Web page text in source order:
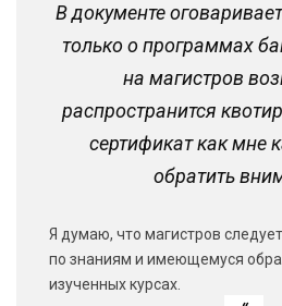
В документе
только о программах
на магистров
распространится
сертификат как мне
обратить
Я думаю, что магистров
по знаниям и имеющемуся
изученных курсах.